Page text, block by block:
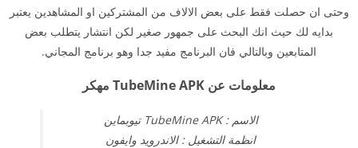
وحتى ان حصلت فقط على بعض الالاف من المشتركين او المشاهدين يعتبر
بدايه لك حيث انك البحث على جمهور صغير لكن انتشار يتطلب بعض
المتابعين وبالتالي فان البرنامج مفيد جدا وهو برنامج المجاني.
معلومات عن TubeMine APK مهكر
الاسم : TubeMine APK تيوبماين
انظمة التشغيل : الاندرويد وايفون